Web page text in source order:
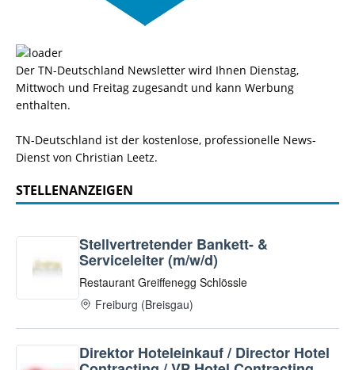
Der TN-Deutschland Newsletter wird Ihnen Dienstag,
Mittwoch und Freitag zugesandt und kann Werbung
enthalten.
TN-Deutschland ist der kostenlose, professionelle News-
Dienst von Christian Leetz.
STELLENANZEIGEN